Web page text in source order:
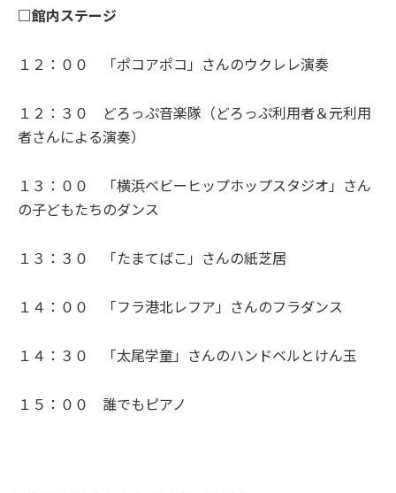
□館内ステージ
１２：００ 「ポコアポコ」さんのウクレレ演奏
１２：３０ どろっぷ音楽隊（どろっぷ利用者＆元利用
者さんによる演奏）
１３：００ 「横浜ベビーヒップホップスタジオ」さん
の子どもたちのダンス
１３：３０ 「たまてばこ」さんの紙芝居
１４：００ 「フラ港北レフア」さんのフラダンス
１４：３０ 「太尾学童」さんのハンドベルとけん玉
１５：００ 誰でもピアノ